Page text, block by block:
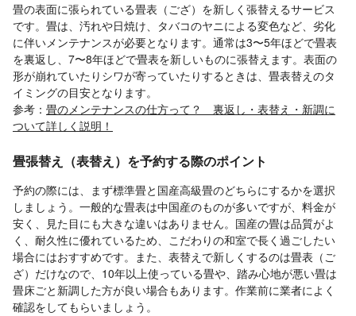
畳の表面に張られている畳表（ござ）を新しく張替えるサービス
です。畳は、汚れや日焼け、タバコのヤニによる変色など、劣化
に伴いメンテナンスが必要となります。通常は3〜5年ほどで畳表
を裏返し、7〜8年ほどで畳表を新しいものに張替えます。表面の
形が崩れていたりシワが寄っていたりするときは、畳表替えのタ
イミングの目安となります。
参考： 畳のメンテナンスの仕方って？ 裏返し・表替え・新調に
ついて詳しく説明！
畳張替え（表替え）を予約する際のポイント
予約の際には、まず標準畳と国産高級畳のどちらにするかを選択
しましょう。一般的な畳表は中国産のものが多いですが、料金が
安く、見た目にも大きな違いはありません。国産の畳は品質がよ
く、耐久性に優れているため、こだわりの和室で長く過ごしたい
場合にはおすすめです。また、表替えで新しくするのは畳表（ご
ざ）だけなので、10年以上使っている畳や、踏み心地が悪い畳は
畳床ごと新調した方が良い場合もあります。作業前に業者によく
確認をしてもらいましょう。